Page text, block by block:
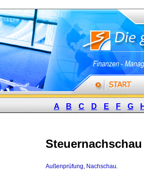
A B C D E F G
Steuernachschau
Außenprüfung, Nachschau.